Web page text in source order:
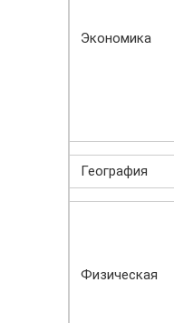
Экономика
География
Физическая